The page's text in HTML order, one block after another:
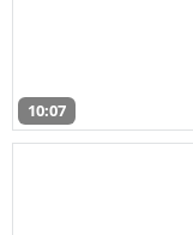
10:07